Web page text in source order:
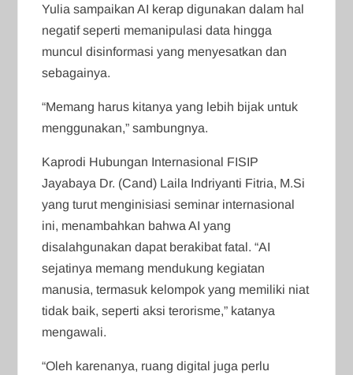
Yulia sampaikan AI kerap digunakan dalam hal
negatif seperti memanipulasi data hingga
muncul disinformasi yang menyesatkan dan
sebagainya.
“Memang harus kitanya yang lebih bijak untuk
menggunakan,” sambungnya.
Kaprodi Hubungan Internasional FISIP
Jayabaya Dr. (Cand) Laila Indriyanti Fitria, M.Si
yang turut menginisiasi seminar internasional
ini, menambahkan bahwa AI yang
disalahgunakan dapat berakibat fatal. “AI
sejatinya memang mendukung kegiatan
manusia, termasuk kelompok yang memiliki niat
tidak baik, seperti aksi terorisme,” katanya
mengawali.
“Oleh karenanya, ruang digital juga perlu